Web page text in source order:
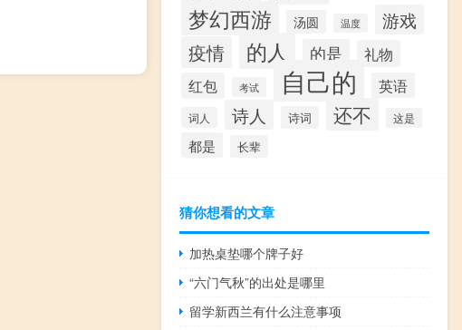
梦幻西游 汤圆 温度 游戏
疫情 的人 的是 礼物
红包 考试 自己的 英语
词人 诗人 诗词 还不 这是
都是 长辈
猜你想看的文章
加热桌垫哪个牌子好
“六门气秋”的出处是哪里
留学新西兰有什么注意事项